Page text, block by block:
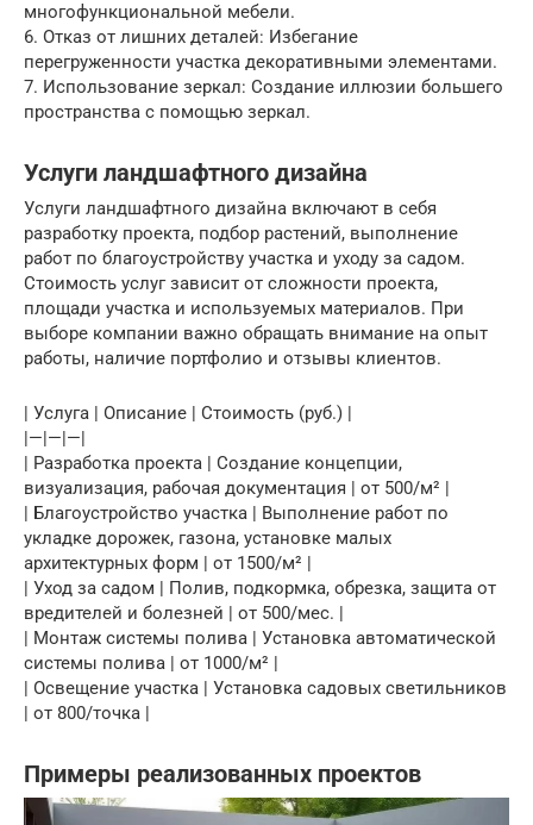
многофункциональной мебели.
6. Отказ от лишних деталей: Избегание
перегруженности участка декоративными элементами.
7. Использование зеркал: Создание иллюзии большего
пространства с помощью зеркал.
Услуги ландшафтного дизайна
Услуги ландшафтного дизайна включают в себя
разработку проекта, подбор растений, выполнение
работ по благоустройству участка и уходу за садом.
Стоимость услуг зависит от сложности проекта,
площади участка и используемых материалов. При
выборе компании важно обращать внимание на опыт
работы, наличие портфолио и отзывы клиентов.
| Услуга | Описание | Стоимость (руб.) |
|—|—|—|
| Разработка проекта | Создание концепции,
визуализация, рабочая документация | от 500/м² |
| Благоустройство участка | Выполнение работ по
укладке дорожек, газона, установке малых
архитектурных форм | от 1500/м² |
| Уход за садом | Полив, подкормка, обрезка, защита от
вредителей и болезней | от 500/мес. |
| Монтаж системы полива | Установка автоматической
системы полива | от 1000/м² |
| Освещение участка | Установка садовых светильников
| от 800/точка |
Примеры реализованных проектов